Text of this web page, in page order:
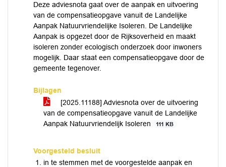
Deze adviesnota gaat over de aanpak en uitvoering
van de compensatieopgave vanuit de Landelijke
Aanpak Natuurvriendelijke Isoleren. De Landelijke
Aanpak is opgezet door de Rijksoverheid en maakt
isoleren zonder ecologisch onderzoek door inwoners
mogelijk. Daar staat een compensatieopgave door de
gemeente tegenover.
Bijlagen
[2025.11188] Adviesnota over de uitvoering
van de compensatieopgave vanuit de Landelijke
Aanpak Natuurvriendelijk Isoleren
111 KB
Voorgesteld besluit
in te stemmen met de voorgestelde aanpak en